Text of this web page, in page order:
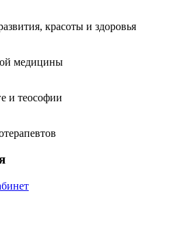
красоты и здоровья
медицины
и теософии